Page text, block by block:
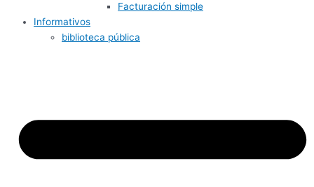
Facturación simple
Informativos
biblioteca pública